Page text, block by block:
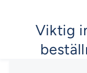
Viktig